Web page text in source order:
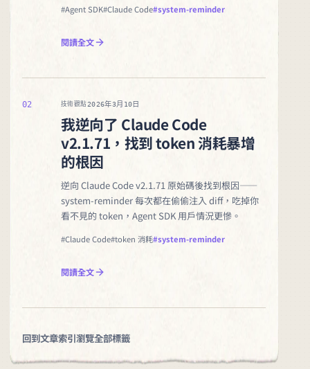
#Agent SDK#Claude Code#system-reminder
閱讀全文
02 技術觀點2026年3月10日
我逆向了 Claude Code
v2.1.71，找到 token 消耗暴增
的根因
逆向 Claude Code v2.1.71 原始碼後找到根因——
system-reminder 每次都在偷偷注入 diff，吃掉你
看不見的 token，Agent SDK 用戶情況更慘。
#Claude Code#token 消耗#system-reminder
閱讀全文
回到文章索引瀏覽全部標籤